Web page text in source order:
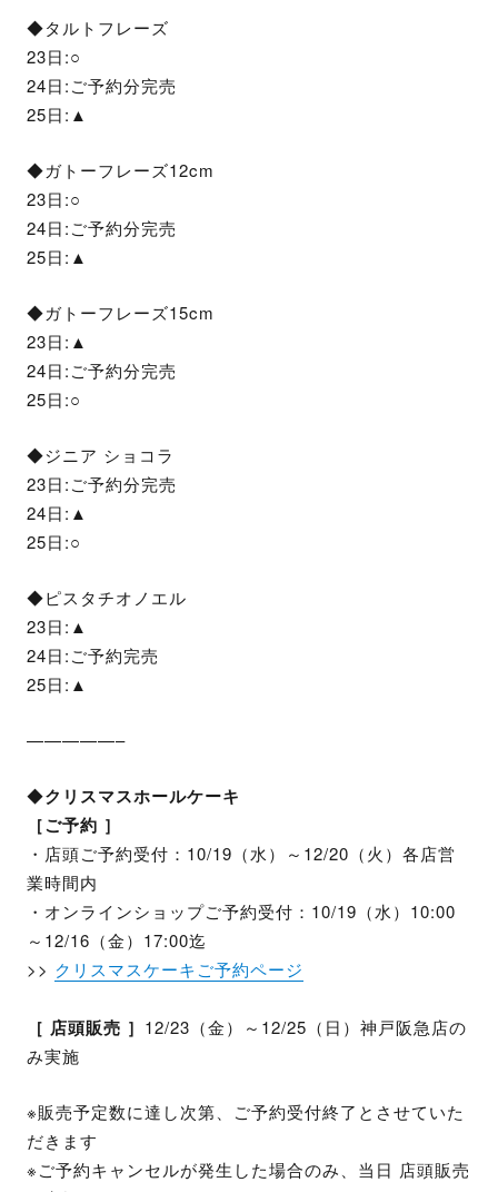
◆タルトフレーズ
23日:○
24日:ご予約分完売
25日:▲
◆ガトーフレーズ12cm
23日:○
24日:ご予約分完売
25日:▲
◆ガトーフレーズ15cm
23日:▲
24日:ご予約分完売
25日:○
◆ジニア ショコラ
23日:ご予約分完売
24日:▲
25日:○
◆ピスタチオノエル
23日:▲
24日:ご予約完売
25日:▲
—————–
◆クリスマスホールケーキ
［ご予約 ］
・店頭ご予約受付：10/19（水）～12/20（火）各店営
業時間内
・オンラインショップご予約受付：10/19（水）10:00
～12/16（金）17:00迄
>> クリスマスケーキご予約ページ
［ 店頭販売 ］ 12/23（金）～12/25（日）神戸阪急店の
み実施
※販売予定数に達し次第、ご予約受付終了とさせていた
だきます
※ご予約キャンセルが発生した場合のみ、当日 店頭販売